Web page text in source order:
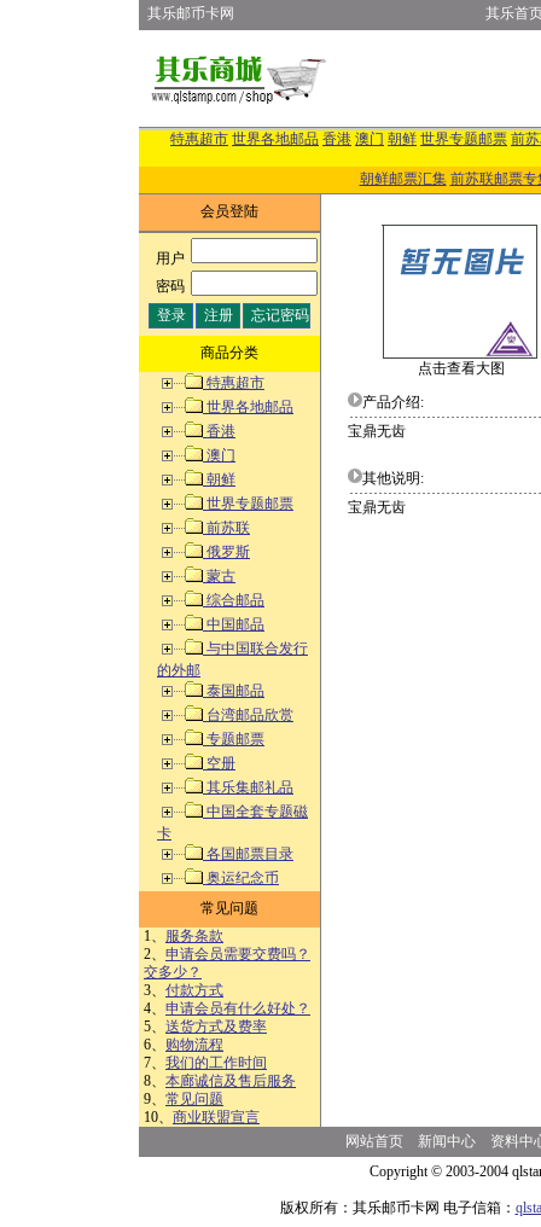
其乐邮币卡网 其乐首
特惠超市 世界各地邮品 香港 澳门 朝鲜 世界专题邮票 前
朝鲜邮票汇集 前苏联邮票专
会员登陆
用户:
密码:
商品分类
特惠超市
世界各地邮品
香港
澳门
朝鲜
世界专题邮票
前苏联
俄罗斯
蒙古
综合邮品
中国邮品
与中国联合发行
的外邮
泰国邮品
台湾邮品欣赏
专题邮票
空册
其乐集邮礼品
中国全套专题磁
卡
各国邮票目录
奥运纪念币
常见问题
1、 服务条款
2、 申请会员需要交费吗？
交多少？
3、 付款方式
4、 申请会员有什么好处？
5、 送货方式及费率
6、 购物流程
7、 我们的工作时间
8、 本廊诚信及售后服务
9、 常见问题
10、 商业联盟宣言
点击查看大图
产品介绍:
宝鼎无齿
其他说明:
宝鼎无齿
网站首页 新闻中心
资料中
Copyright © 2003-2004
版权所有：其乐邮币卡网 电子信箱：